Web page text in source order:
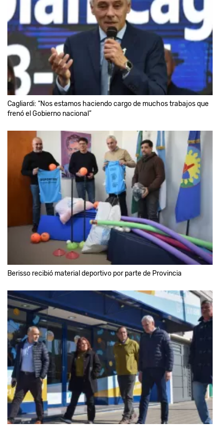
Cagliardi: “Nos estamos haciendo cargo de muchos trabajos que
frenó el Gobierno nacional”
Berisso recibió material deportivo por parte de Provincia